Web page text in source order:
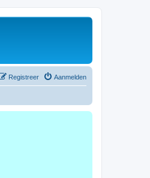
Aanmelden
Registreer